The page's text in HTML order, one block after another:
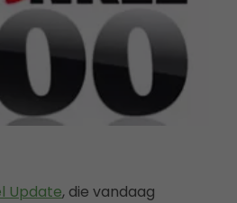
Update, die vandaag